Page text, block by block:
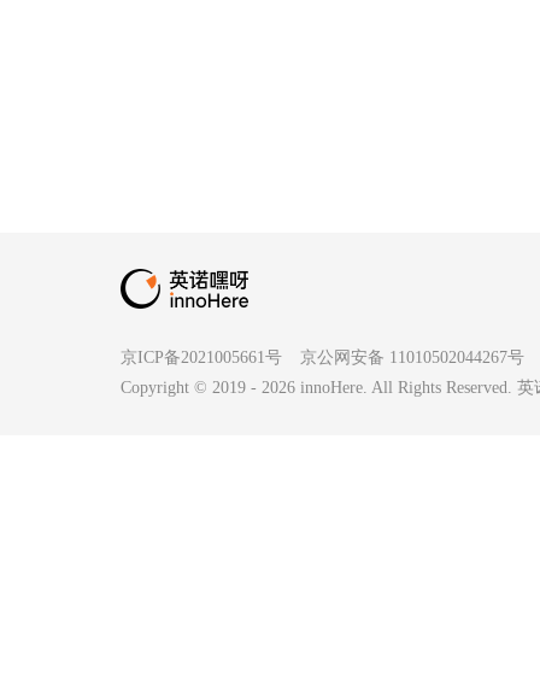
京ICP备2021005661号
京公网安备 11010502044267号
Copyright © 2019 - 2026 innoHere. All Rights Reserved.